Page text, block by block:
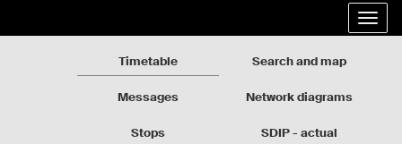
the
Timetable Search and map
Messages Network diagrams
Stops
SDIP - actual